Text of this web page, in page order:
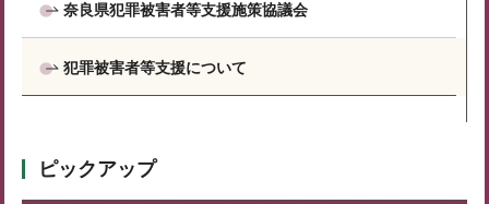
奈良県犯罪被害者等支援施策協議会
犯罪被害者等支援について
ピックアップ